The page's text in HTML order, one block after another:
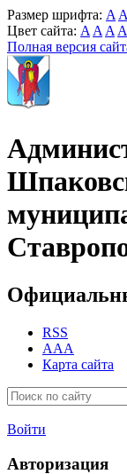
Размер шрифта: A A
Цвет сайта: A A A A
Полная версия
RSS
AAA
Карта сайта
Войти
Авторизация